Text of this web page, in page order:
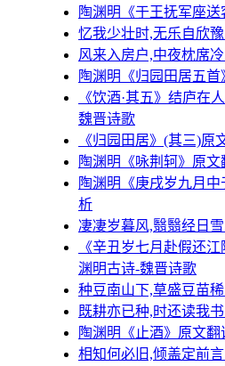
陶渊明《于王抚军座
忆我少壮时,无乐自欣
风来入房户,中夜枕席
陶渊明《归园田居五
《饮酒·其五》结庐在
魏晋诗歌
《归园田居》(其三)原
陶渊明《咏荆轲》原文
陶渊明《庚戌岁九月
析
凄凄岁暮风,翳翳经日
《辛丑岁七月赴假还
渊明古诗-魏晋诗歌
种豆南山下,草盛豆苗
既耕亦已种,时还读我
陶渊明《止酒》原文翻
相知何必旧,倾盖定前